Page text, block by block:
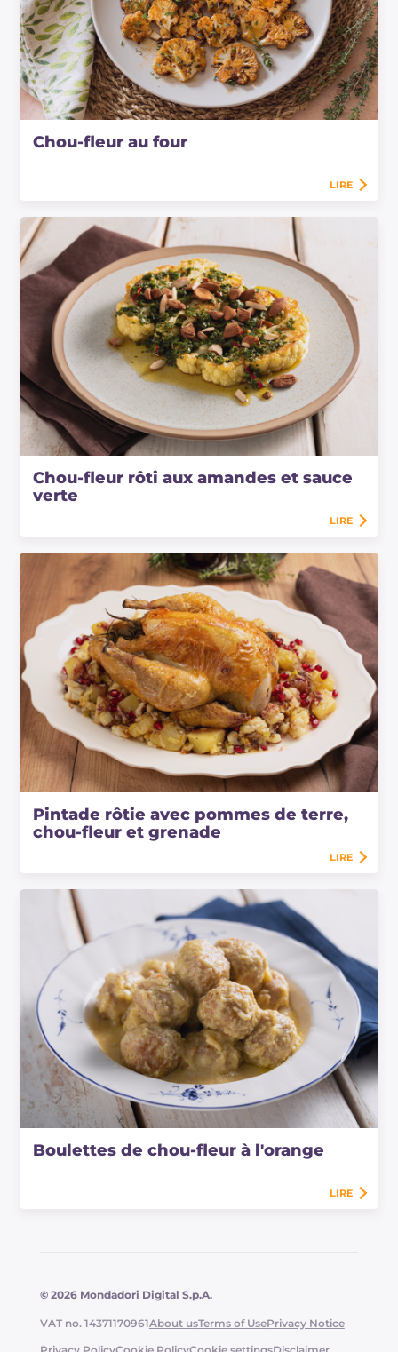
Chou-fleur au four
LIRE
Chou-fleur rôti aux amandes et sauce
verte
LIRE
Pintade rôtie avec pommes de terre,
chou-fleur et grenade
LIRE
Boulettes de chou-fleur à l'orange
LIRE
© 2026 Mondadori Digital S.p.A.
VAT no. 14371170961About usTerms of UsePrivacy Notice